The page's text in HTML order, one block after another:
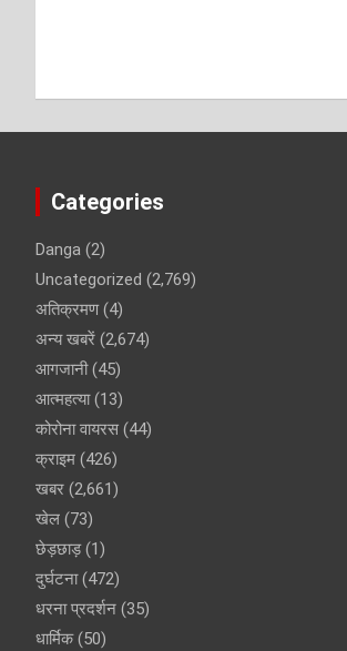
Categories
Danga (2)
Uncategorized (2,769)
अतिक्रमण(4)
अन्य खबरें (2,674)
आगजानी(45)
आत्महत्या(13)
कोरोना वायरस (44)
क्राइम (426)
खबर (2,661)
खेल (73)
छेड़छाड़(1)
दुर्घटना(472)
धरना प्रदर्शन (35)
धार्मिक(50)